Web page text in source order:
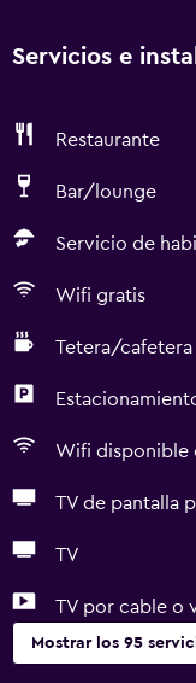
Servicios e
Restaurante
Bar/lounge
Servicio de
Wifi gratis
Tetera/cafetera
Wifi disponible
TV de pantalla
TV
TV por cable o
Mostrar los 95